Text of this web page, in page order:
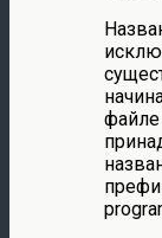
файле